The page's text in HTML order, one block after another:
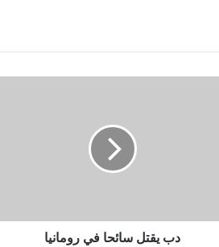
دب يقتل سائحا في رومانيا